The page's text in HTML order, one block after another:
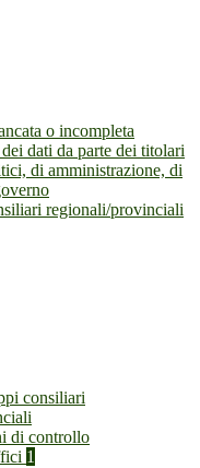
o incompleta
dati da parte dei titolari
di amministrazione, di
regionali/provinciali
consiliari
di controllo
1